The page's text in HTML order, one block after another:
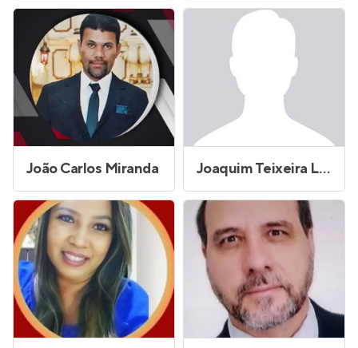
João Carlos Miranda Joaquim Teixeira Lopes